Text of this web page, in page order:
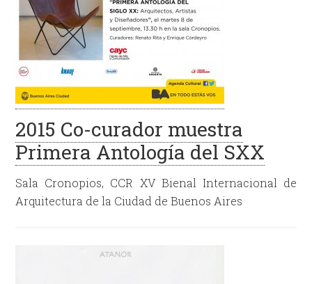
2015 Co-curador muestra
Primera Antología del SXX
Sala Cronopios, CCR XV Bienal Internacional de
Arquitectura de la Ciudad de Buenos Aires